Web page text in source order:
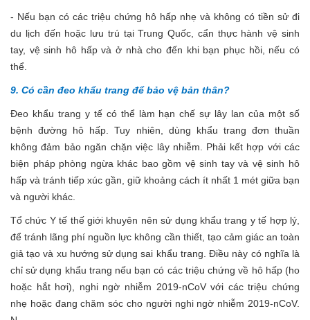
- Nếu bạn có các triệu chứng hô hấp nhẹ và không có tiền sử đi
du lịch đến hoặc lưu trú tại Trung Quốc, cẩn thực hành vệ sinh
tay, vệ sinh hô hấp và ở nhà cho đến khi bạn phục hồi, nếu có
thể.
9. Có cần đeo khẩu trang để bảo vệ bản thân?
Đeo khẩu trang y tế có thể làm hạn chế sự lây lan của một số
bệnh đường hô hấp. Tuy nhiên, dùng khẩu trang đơn thuần
không đảm bảo ngăn chặn việc lây nhiễm. Phải kết hợp với các
biện pháp phòng ngừa khác bao gồm vệ sinh tay và vệ sinh hô
hấp và tránh tiếp xúc gần, giữ khoảng cách ít nhất 1 mét giữa bạn
và người khác.
Tổ chức Y tế thế giới khuyên nên sử dụng khẩu trang y tế hợp lý,
để tránh lãng phí nguồn lực không cần thiết, tạo cảm giác an toàn
giả tạo và xu hướng sử dụng sai khẩu trang. Điều này có nghĩa là
chỉ sử dụng khẩu trang nếu bạn có các triệu chứng về hô hấp (ho
hoặc hắt hơi), nghi ngờ nhiễm 2019-nCoV với các triệu chứng
nhẹ hoặc đang chăm sóc cho người nghi ngờ nhiễm 2019-nCoV.